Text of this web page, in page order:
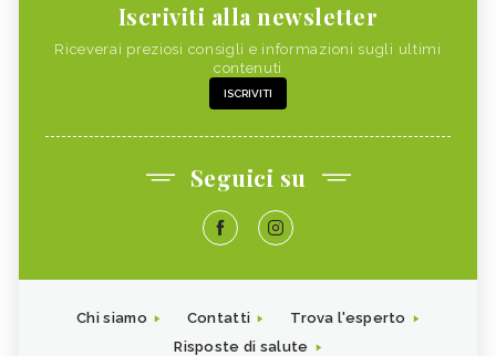
Iscriviti alla newsletter
Riceverai preziosi consigli e informazioni sugli ultimi
contenuti
ISCRIVITI
Seguici su
Chi siamo Contatti
Trova l'esperto
Risposte di salute